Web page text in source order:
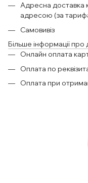
Адресна доставка
адресою (за
Самовивіз
Більше інформації про
Онлайн оплата
Оплата по
Оплата при